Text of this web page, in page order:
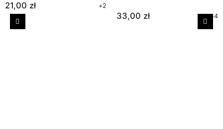
21,00 zł +2
33,00 zł +4
Poprzedni